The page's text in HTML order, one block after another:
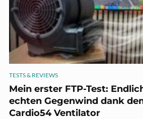
TESTS & REVIEWS
Mein erster FTP-Test:
echten Gegenwind dank
Cardio54 Ventilator